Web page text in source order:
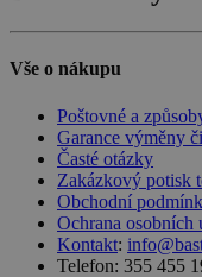
Vše o nákupu
Poštovné a
Garance výměny
Časté otázky
Zakázkový potisk
Obchodní
Ochrana osobních
Kontakt:
Telefon: 355 455